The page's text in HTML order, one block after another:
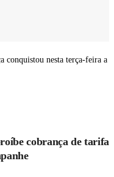
conquistou nesta terça-feira a
cobrança de tarifa